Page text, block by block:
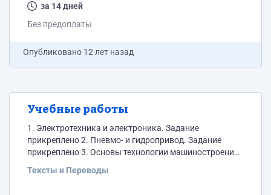
за 14 дней
Без предоплаты
Опубликовано 12 лет назад
Учебные работы
1. Электротехника и электроника. Задание
прикреплено 2. Пневмо- и гидропривод. Задание
прикреплено 3. Основы технологии машиностроения.
произвольно
Тексты и Переводы